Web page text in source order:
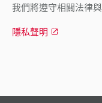
我們將遵守相關法律
隱私聲明